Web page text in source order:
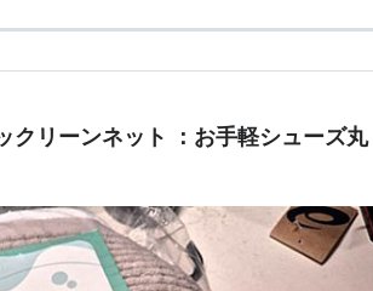
クリーンネット ：お手軽シューズ丸